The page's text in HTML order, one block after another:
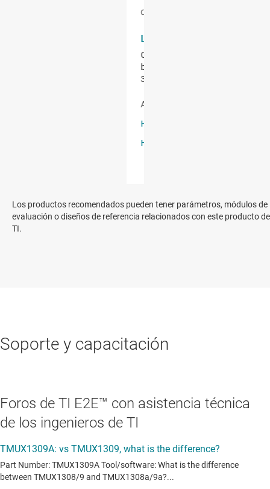
Los productos recomendados pueden tener parámetros, módulos de
evaluación o diseños de referencia relacionados con este producto de
TI.
Soporte y capacitación
Foros de TI E2E™ con asistencia técnica
de los ingenieros de TI